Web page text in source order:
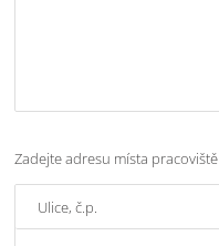
Zadejte adresu místa pracoviště